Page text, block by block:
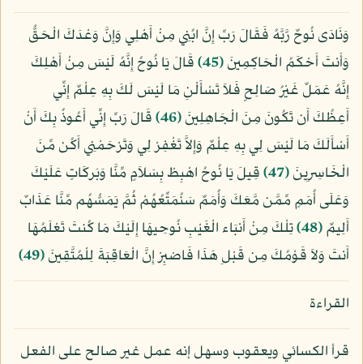
وَنَادَى نُوحٌ رَّبَّهُ فَقَالَ رَبِّ إِنَّ ابُنِي مِنْ أَهْلِي وَإِنَّ وَعْدَكَ الْحَقُّ
وَأَنتَ أَحْكَمُ الْحَاكِمِينَ﴿45﴾
قَالَ يَا نُوحُ إِنَّهُ لَيْسَ مِنْ أَهْلِكَ
إِنَّهُ عَمَلٌ غَيْرُ صَالِحٍ فَلاَ تَسْأَلْنِ مَا لَيْسَ لَكَ بِهِ عِلْمٌ إِنِّي
أَعِظُكَ أَن تَكُونَ مِنَ الْجَاهِلِينَ﴿46﴾
قَالَ رَبِّ إِنِّي أَعُوذُ بِكَ أَنْ
أَسْأَلَكَ مَا لَيْسَ لِي بِهِ عِلْمٌ وَإِلاَّ تَغْفِرْ لِي وَتَرْحَمْنِي أَكُن مِّنَ
الْخَاسِرِينَ﴿47﴾
قِيلَ يَا نُوحُ اهْبِطْ بِسَلاَمٍ مِّنَّا وَبَركَاتٍ عَلَيْكَ
وَعَلَى أُمَمٍ مِّمَّن مَّعَكَ وَأُمَمٌ سَنُمَتِّعُهُمْ ثُمَّ يَمَسُّهُم مِّنَّا عَذَابٌ
أَلِيمٌ﴿48﴾
تِلْكَ مِنْ أَنبَاء الْغَيْبِ نُوحِيهَا إِلَيْكَ مَا كُنتَ تَعْلَمُهَا
أَنتَ وَلاَ قَوْمُكَ مِن قَبْلِ هَذَا فَاصْبِرْ إِنَّ الْعَاقِبَةَ لِلْمُتَّقِينَ﴿49﴾
القراءة
قرأ الكسائي ويعقوب وسهل إنه عمل غير صالح على الفعل